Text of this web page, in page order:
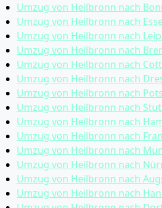
Umzug von Heilbronn nach
Umzug von Heilbronn nach
Umzug von Heilbronn nach
Umzug von Heilbronn nach
Umzug von Heilbronn nach
Umzug von Heilbronn nach
Umzug von Heilbronn nach
Umzug von Heilbronn nach
Umzug von Heilbronn nach
Umzug von Heilbronn nach
Umzug von Heilbronn nach
Umzug von Heilbronn nach
Umzug von Heilbronn nach
Umzug von Heilbronn nach